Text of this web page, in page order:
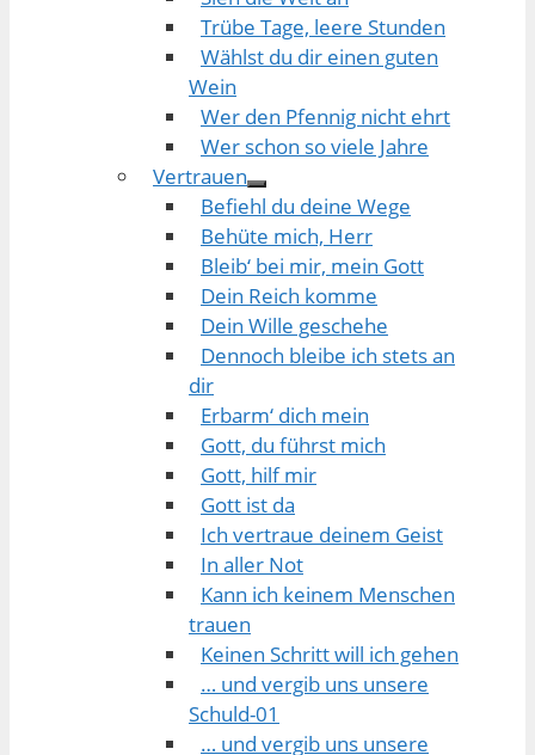
Trübe Tage, leere Stunden
Wählst du dir einen guten
Wein
Wer den Pfennig nicht ehrt
Wer schon so viele Jahre
Vertrauen
Befiehl du deine Wege
Behüte mich, Herr
Bleib‘ bei mir, mein Gott
Dein Reich komme
Dein Wille geschehe
Dennoch bleibe ich stets an
dir
Erbarm‘ dich mein
Gott, du führst mich
Gott, hilf mir
Gott ist da
Ich vertraue deinem Geist
In aller Not
Kann ich keinem Menschen
trauen
Keinen Schritt will ich gehen
… und vergib uns unsere
Schuld-01
… und vergib uns unsere